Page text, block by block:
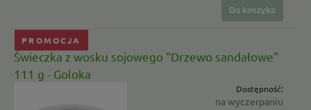
Do koszyka
Świeczka z wosku sojowego "Drzewo sandałowe"
111 g - Goloka
Dostępność:
na wyczerpaniu
PROMOCJA